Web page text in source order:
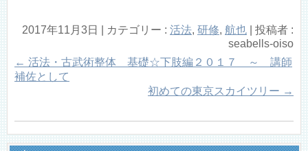
2017年11月3日 カテゴリー : 活法, 研修, 航也
投稿者 :
seabells-oiso
← 活法・古武術整体 基礎☆下肢編２０１７ ～ 講師
補佐として
初めての東京スカイツリー →